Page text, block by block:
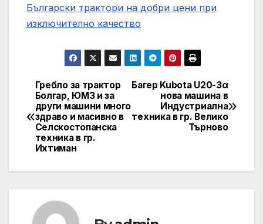
Български трактори на добри цени при
изключително качество
Post
navigation
Багер Kubota U20-3α
нова машина в
Индустриална
техника в гр. Велико
Търново
Гребло за трактор
Болгар, ЮМЗ и за
други машини много
здраво и масивно в
Селскостопанска
техника в гр.
Ихтиман